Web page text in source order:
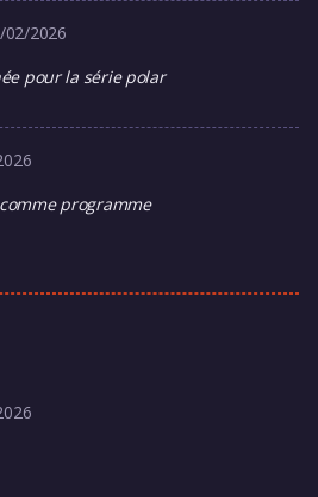
02/2026
pour la série polar
programme